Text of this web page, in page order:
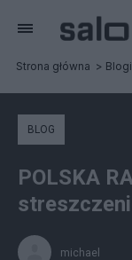
Strona główna Blogi
BLOG
POLSKA
michael